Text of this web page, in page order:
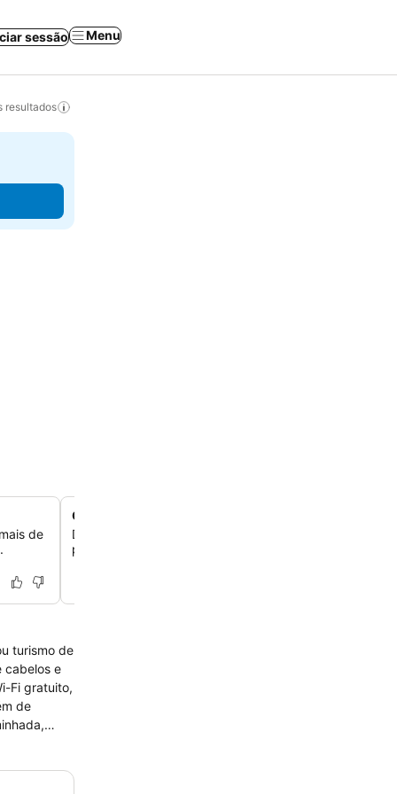
sessão Menu
resultados
de
Quartos com varandas privativas
Desfrute de quartos iluminados e relaxantes com
privativas, perfeitos para você relaxar e apreciar o
turismo de